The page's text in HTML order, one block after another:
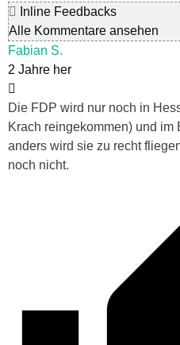
Inline Feedbacks
Alle Kommentare ansehen
Fabian S.
2 Jahre her
Die FDP wird nur noch in
Krach reingekommen) und im
anders wird sie zu recht
noch nicht.